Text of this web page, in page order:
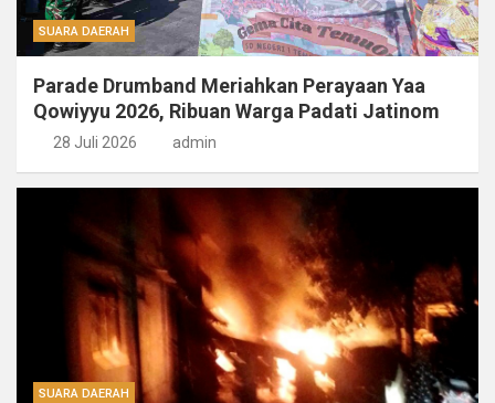
SUARA DAERAH
Parade Drumband Meriahkan Perayaan Yaa
Qowiyyu 2026, Ribuan Warga Padati Jatinom
28 Juli 2026 admin
SUARA DAERAH